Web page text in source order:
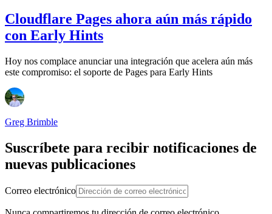
Cloudflare Pages ahora aún más rápido
con Early Hints
Hoy nos complace anunciar una integración que acelera aún más
este compromiso: el soporte de Pages para Early Hints
Greg Brimble
Suscríbete para recibir notificaciones de
nuevas publicaciones
Correo electrónico